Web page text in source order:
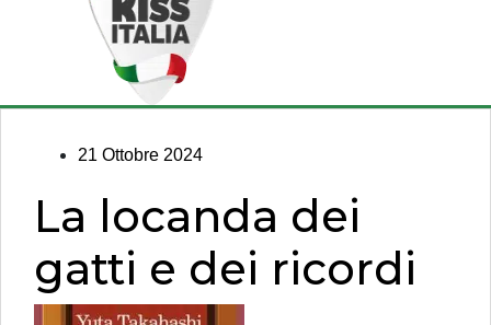
21 Ottobre 2024
La locanda dei
gatti e dei ricordi